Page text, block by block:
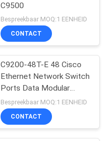
C9500
Bespreekbaar MOQ:1 EENHEID
CONTACT
C9200-48T-E 48 Cisco
Ethernet Network Switch
Ports Data Modular
Uplink Opties
Bespreekbaar MOQ:1 EENHEID
CONTACT